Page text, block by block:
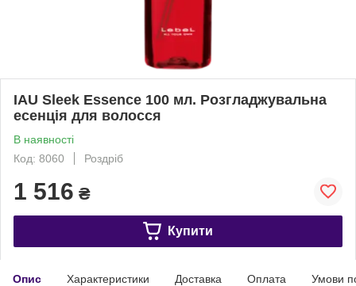
IAU Sleek Essence 100 мл. Розгладжувальна
есенція для волосся
В наявності
Код: 8060
Роздріб
1 516 ₴
Купити
Опис Характеристики Доставка Оплата Умови